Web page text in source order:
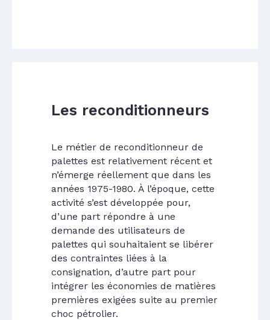
Les reconditionneurs
Le métier de reconditionneur de
palettes est relativement récent et
n’émerge réellement que dans les
années 1975-1980. À l’époque, cette
activité s’est développée pour,
d’une part répondre à une
demande des utilisateurs de
palettes qui souhaitaient se libérer
des contraintes liées à la
consignation, d’autre part pour
intégrer les économies de matières
premières exigées suite au premier
choc pétrolier.